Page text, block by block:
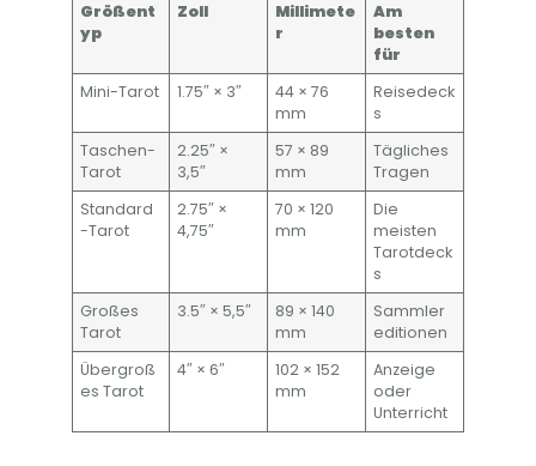
Größent
yp
Zoll
Millimete
r
Am
besten
für
Mini-Tarot
1.75″ × 3″
44 × 76
mm
Reisedeck
s
Taschen-
Tarot
2.25″ ×
3,5″
57 × 89
mm
Tägliches
Tragen
Standard
-Tarot
2.75″ ×
4,75″
70 × 120
mm
Die
meisten
Tarotdeck
s
Großes
Tarot
3.5″ × 5,5″
89 × 140
mm
Sammler
editionen
Übergroß
es Tarot
4″ × 6″
102 × 152
mm
Anzeige
oder
Unterricht